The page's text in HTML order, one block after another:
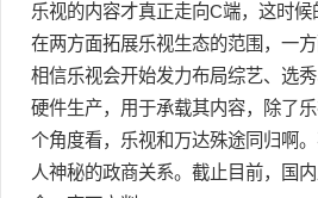
乐视的内容才真正走向C端，这时
在两方面拓展乐视生态的范围，一
相信乐视会开始发力布局综艺、选
硬件生产，用于承载其内容，除了
个角度看，乐视和万达殊途同归啊
人神秘的政商关系。截止目前，国